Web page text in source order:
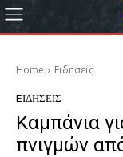
Home Eιδησεις
EΙΔΗΣΕΙΣ
Καμπάνια
πνιγμών